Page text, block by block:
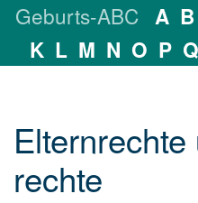
Geburts-ABC A B
K L M N O P Q
rech­te